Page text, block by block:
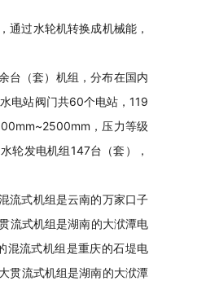
通过水轮机转换成机械能，
台（套）机组，分布在国内
电站阀门共60个电站，119
，压力等级
轮发电机组147台（套），
流式机组是云南的万家口子
流式机组是湖南的大洑潭电
混流式机组是重庆的石堤电
贯流式机组是湖南的大洑潭